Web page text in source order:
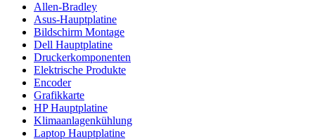
Allen-Bradley
Asus-Hauptplatine
Bildschirm Montage
Dell Hauptplatine
Druckerkomponenten
Elektrische Produkte
Encoder
Grafikkarte
HP Hauptplatine
Klimaanlagenkühlung
Laptop Hauptplatine